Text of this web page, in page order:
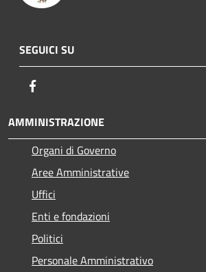
SEGUICI SU
AMMINISTRAZIONE
Organi di Governo
Aree Amministrative
Uffici
Enti e fondazioni
Politici
Personale Amministrativo